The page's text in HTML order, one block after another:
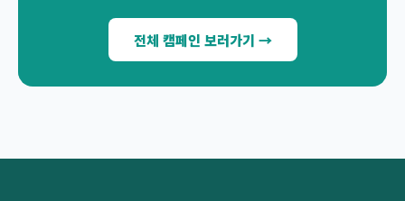
전체 캠페인 보러가기 →